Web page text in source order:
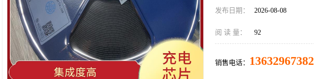
发布日期： 2026-08-08
阅 读 量： 92
销售电话： 13632967382